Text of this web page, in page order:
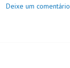
Deixe um comentário